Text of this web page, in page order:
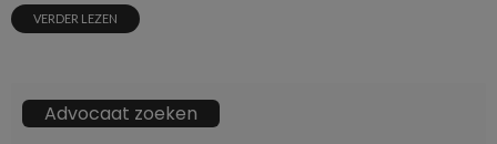
VERDER LEZEN
Advocaat zoeken